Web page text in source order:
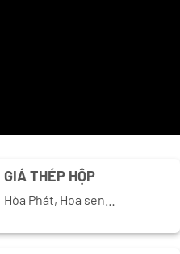
GIÁ THÉP HỘP
Hòa Phát, Hoa sen…